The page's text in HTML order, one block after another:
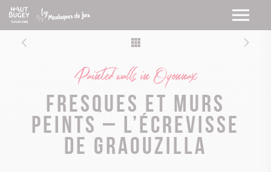
Painted walls in Oyonnax
Fresques et murs
peints – L’écrevisse
de Graouzilla